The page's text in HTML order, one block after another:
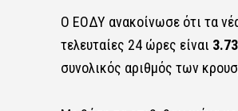
Ο ΕΟΔΥ ανακοίνωσε ότι τα
τελευταίες 24 ώρες είναι
συνολικός αριθμός των